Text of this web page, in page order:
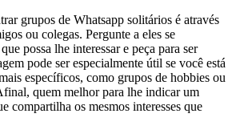
grupos de Whatsapp solitários é através
ou colegas. Pergunte a eles se
possa lhe interessar e peça para ser
pode ser especialmente útil se você está
específicos, como grupos de hobbies ou
quem melhor para lhe indicar um
compartilha os mesmos interesses que